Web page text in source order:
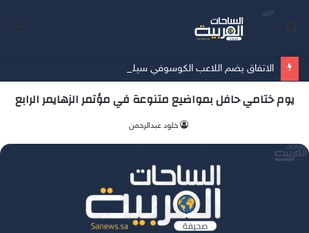
الاتفاق يضم اللاعب الكوسوفي سيلينا 3 مواسم
يوم ختامي حافل بمواضيع متنوعة في مؤتمر الزهايمر الرابع
‫خلود عبدالرحمن